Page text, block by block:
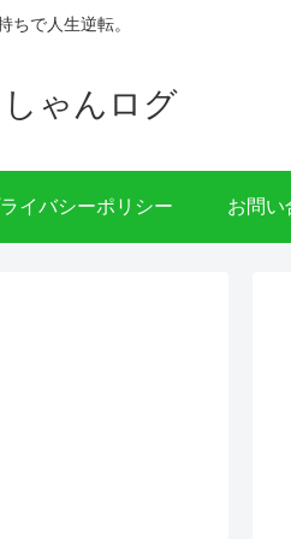
ちで人生逆転。
ゃんログ
イバシーポリシー お問い